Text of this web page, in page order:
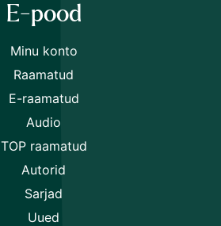
E-pood
Minu konto
Raamatud
E-raamatud
Audio
TOP raamatud
Autorid
Sarjad
Uued